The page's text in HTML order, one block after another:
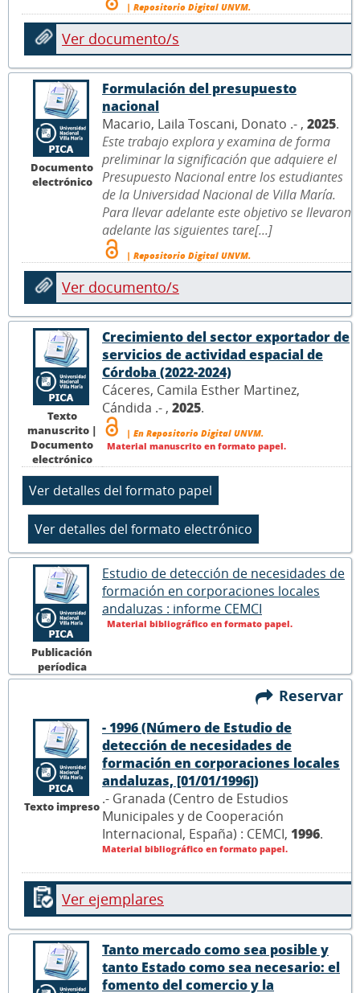
| Repositorio Digital UNVM.
Ver documento/s
Documento
electrónico
Formulación del presupuesto
nacional
Macario, Laila Toscani, Donato .- , 2025.
Este trabajo explora y examina de forma
preliminar la significación que adquiere el
Presupuesto Nacional entre los estudiantes
de la Universidad Nacional de Villa María.
Para llevar adelante este objetivo se llevaron
adelante las siguientes tare[...]
| Repositorio Digital UNVM.
Ver documento/s
Texto
manuscrito |
Documento
electrónico
Crecimiento del sector exportador de
servicios de actividad espacial de
Córdoba (2022-2024)
Cáceres, Camila Esther Martinez,
Cándida .- , 2025.
| En Repositorio Digital UNVM.
Material manuscrito en formato papel.
Publicación
períodica
Estudio de detección de necesidades de
formación en corporaciones locales
andaluzas : informe CEMCI
Material bibliográfico en formato papel.
Reservar
Texto impreso
- 1996 (Número de Estudio de
detección de necesidades de
formación en corporaciones locales
andaluzas, [01/01/1996])
.- Granada (Centro de Estudios
Municipales y de Cooperación
Internacional, España) : CEMCI, 1996.
Material bibliográfico en formato papel.
Ver ejemplares
Tanto mercado como sea posible y
tanto Estado como sea necesario: el
fomento del comercio y la